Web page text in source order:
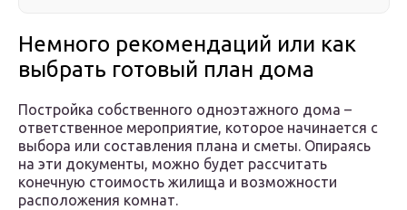
Немного рекомендаций или как
выбрать готовый план дома
Постройка собственного одноэтажного дома –
ответственное мероприятие, которое начинается с
выбора или составления плана и сметы. Опираясь
на эти документы, можно будет рассчитать
конечную стоимость жилища и возможности
расположения комнат.